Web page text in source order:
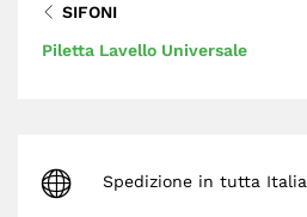
SIFONI
Piletta Lavello Universale
Spedizione in tutta Italia